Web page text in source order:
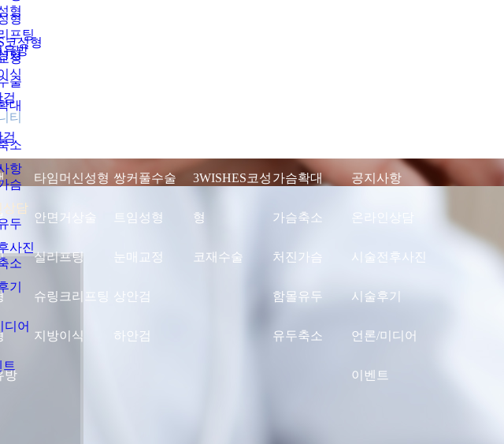
형
유방
프팅
식
형
정
코성형
술
형
대
소
슴
두
소
티
항
상담
사진
기
디어
트
방
타임머신성형
안면거상술
실리프팅
슈링크리프팅
지방이식
쌍커풀수술
트임성형
눈매교정
상안검
하안검
3WISHES코성
형
코재수술
가슴확대
가슴축소
처진가슴
함몰유두
유두축소
공지사항
온라인상담
시술전후사진
시술후기
언론/미디어
이벤트